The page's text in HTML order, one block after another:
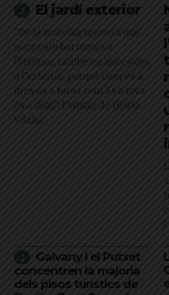
El jardí exterior
"De la mateixa manera que
necessito harmonia a
l’interior, també en necessito
a l’exterior, perquè com és a
dins és a fora i com és a fora
és a dins": l'article de Glòria
Vilalta
Galvany i el Putxet
concentren la majoria
dels pisos turístics de